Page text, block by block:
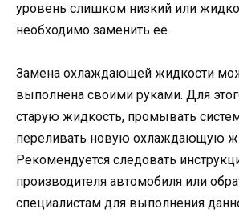
уровень слишком низкий или
необходимо заменить ее.
Замена охлаждающей жидкости
выполнена своими руками. Для
старую жидкость, промывать
переливать новую охлаждающую
Рекомендуется следовать
производителя автомобиля или
специалистам для выполнения